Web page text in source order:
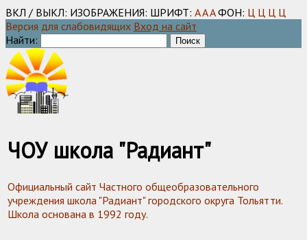
ВКЛ / ВЫКЛ: ИЗОБРАЖЕНИЯ: ШРИФТ: AAA ФОН: Ц Ц Ц Ц
Версия для слабовидящих Вход на сайт
Найти:
ЧОУ школа "Радиант"
Официальный сайт Частного общеобразовательного
учреждения школа "Радиант" городского округа Тольятти.
Школа основана в 1992 году.